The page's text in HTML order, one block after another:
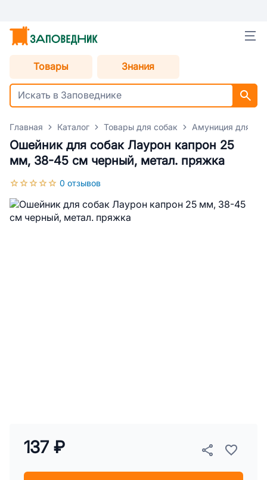
Товары Знания
Главная Каталог Товары для собак Амуниция для
Ошейник для собак Лаурон капрон 25
мм, 38-45 см черный, метал. пряжка
0 отзывов
137 ₽